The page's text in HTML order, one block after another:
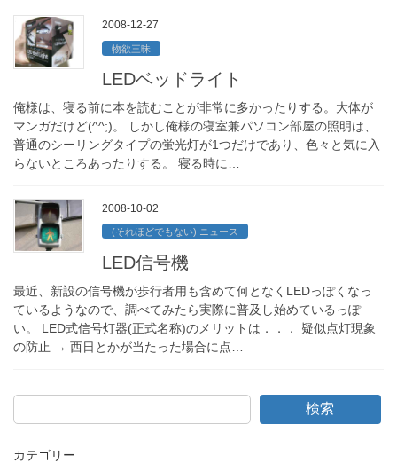
2008-12-27
物欲三昧
LEDベッドライト
俺様は、寝る前に本を読むことが非常に多かったりする。大体が
マンガだけど(^^;)。 しかし俺様の寝室兼パソコン部屋の照明は、
普通のシーリングタイプの蛍光灯が1つだけであり、色々と気に入
らないところあったりする。 寝る時に…
2008-10-02
(それほどでもない) ニュース
LED信号機
最近、新設の信号機が歩行者用も含めて何となくLEDっぽくなっ
ているようなので、調べてみたら実際に普及し始めているっぽ
い。 LED式信号灯器(正式名称)のメリットは．．． 疑似点灯現象
の防止 → 西日とかが当たった場合に点…
検索
カテゴリー